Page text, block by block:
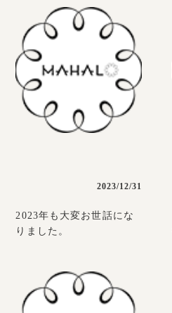
2023/12/31
2023年も大変お世話にな
りました。